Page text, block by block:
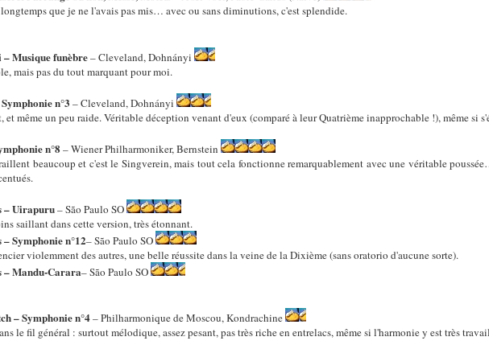
que je ne l'avais pas mis… avec ou sans diminutions, c'est splendide.
– Musique funèbre– Cleveland, Dohnányi
mais pas du tout marquant pour moi.
n°3 – Cleveland, Dohnányi
et même un peu raide. Véritable déception venant d'eux (comparé à leur Quatrième inapprochable !), même si
n°8 – Wiener Philharmoniker, Bernstein
beaucoup et c'est le Singverein, mais tout cela fonctionne remarquablement avec une véritable
– Uirapuru– São Paulo SO
saillant dans cette version, très étonnant.
Symphonie n°12– São Paulo SO
violemment des autres, une belle réussite dans la veine de la Dixième (sans oratorio d'aucune sorte).
Mandu-Carara– São Paulo SO
– Symphonie n°4– Philharmonique de Moscou, Kondrachine
le fil général : surtout mélodique, assez pesant, pas très riche en entrelacs, même si l'harmonie y est très